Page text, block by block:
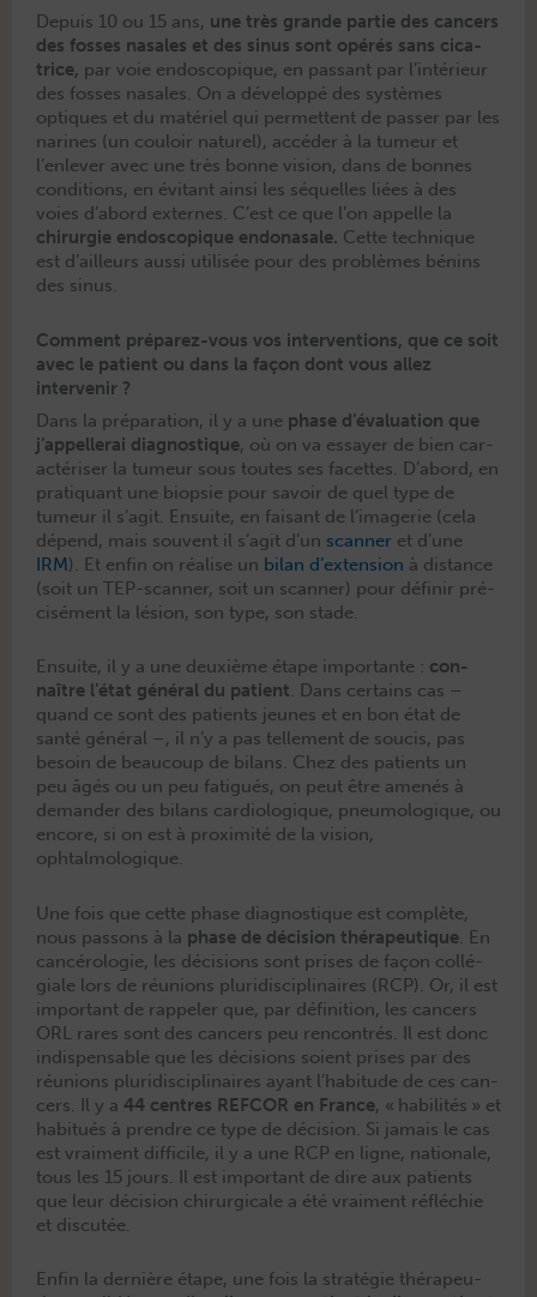
Depuis 10 ou 15 ans, une très grande par­tie des can­cers
des fos­s­es nasales et des sinus sont opérés sans cica­
trice, par voie endo­scopique, en pas­sant par l’intérieur
des fos­s­es nasales. On a dévelop­pé des sys­tèmes
optiques et du matériel qui per­me­t­tent de pass­er par les
nar­ines (un couloir naturel), accéder à la tumeur et
l’enlever avec une très bonne vision, dans de bonnes
con­di­tions, en évi­tant ain­si les séquelles liées à des
voies d’abord externes. C’est ce que l’on appelle la
chirurgie endo­scopique endonasale. Cette tech­nique
est d’ailleurs aus­si util­isée pour des prob­lèmes bénins
des sinus.
Comment préparez-vous vos interventions, que ce soit
avec le patient ou dans la façon dont vous allez
intervenir ?
Dans la pré­pa­ra­tion, il y a une phase d’évaluation que
j’appellerai diag­nos­tique, où on va essay­er de bien car­
ac­téris­er la tumeur sous toutes ses facettes. D’abord, en
pra­ti­quant une biop­sie pour savoir de quel type de
tumeur il s’agit. Ensuite, en faisant de l’imagerie (cela
dépend, mais sou­vent il s’agit d’un scan­ner et d’une
IRM). Et enfin on réalise un bilan d’extension à dis­tance
(soit un TEP-scan­ner, soit un scan­ner) pour définir pré­
cisé­ment la lésion, son type, son stade.
Ensuite, il y a une deux­ième étape impor­tante : con­
naître l’état général du patient. Dans cer­tains cas –
quand ce sont des patients jeunes et en bon état de
san­té général –, il n’y a pas telle­ment de soucis, pas
besoin de beau­coup de bilans. Chez des patients un
peu âgés ou un peu fatigués, on peut être amenés à
deman­der des bilans car­di­ologique, pneu­mologique, ou
encore, si on est à prox­im­ité de la vision,
ophtalmologique.
Une fois que cette phase diag­nos­tique est com­plète,
nous pas­sons à la phase de déci­sion thérapeu­tique. En
can­cérolo­gie, les déci­sions sont pris­es de façon col­lé­
giale lors de réu­nions pluridis­ci­plinaires (RCP). Or, il est
impor­tant de rap­pel­er que, par déf­i­ni­tion, les can­cers
ORL rares sont des can­cers peu ren­con­trés. Il est donc
indis­pens­able que les déci­sions soient pris­es par des
réu­nions pluridis­ci­plinaires ayant l’habitude de ces can­
cers. Il y a 44 cen­tres REFCOR en France, « habil­ités » et
habitués à pren­dre ce type de déci­sion. Si jamais le cas
est vrai­ment dif­fi­cile, il y a une RCP en ligne, nationale,
tous les 15 jours. Il est impor­tant de dire aux patients
que leur déci­sion chirur­gi­cale a été vrai­ment réfléchie
et discutée.
Enfin la dernière étape, une fois la stratégie thérapeu­